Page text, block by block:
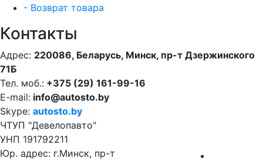
- Возврат товара
Контакты
Адрес: 220086, Беларусь, Минск, пр-т Дзержинского
71Б
Тел. моб.: +375 (29) 161-99-16
E-mail: info@autosto.by
Skype: autosto.by
ЧТУП "Девелопавто"
УНП 191792211
Юр. адрес: г.Минск, пр-т